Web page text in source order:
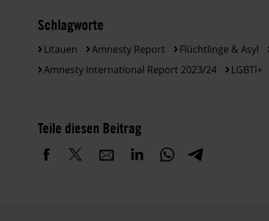
Schlagworte
Litauen Amnesty Report Flüchtlinge & Asyl
Amnesty International Report 2023/24
LGBTI+
Teile diesen Beitrag